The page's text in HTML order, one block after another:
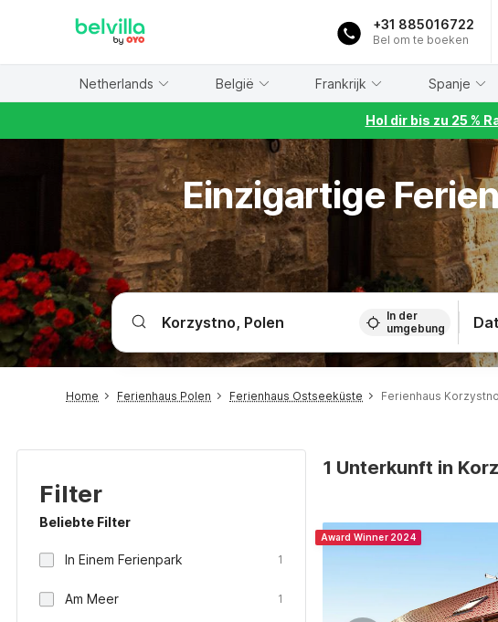
+31 885016722
Bel om te boeken
Netherlands België Frankrijk Spanje
Hol dir bis zu 25 %
Einzigartige
In der
umgebung
Home Ferienhaus Polen Ferienhaus Ostseeküste Ferienhaus Korzystno
Filter
Beliebte Filter
In Einem Ferienpark 1
Am Meer 1
1 Unterkunft in
Award Winner 2024